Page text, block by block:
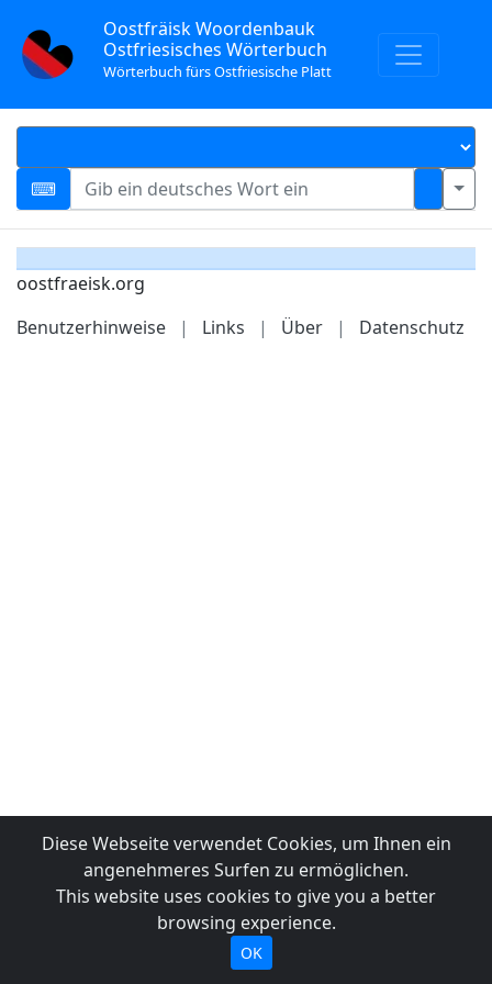
Oostfräisk Woordenbauk
Ostfriesisches Wörterbuch
Wörterbuch fürs Ostfriesische Platt
oostfraeisk.org
Benutzerhinweise
| Links | Über | Datenschutz
Diese Webseite verwendet Cookies, um Ihnen ein
angenehmeres Surfen zu ermöglichen.
This website uses cookies to give you a better
browsing experience.
OK